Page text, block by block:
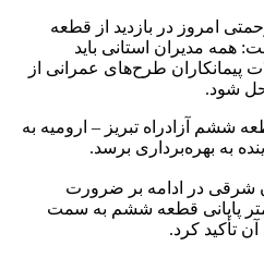
امروز در بازدید از قطعه
همه مدیران استانی باید
طرح‌های عمرانی از
حل شود.
ششم آزادراه تبریز – ارومیه به
شرقی در ادامه بر ضرورت
پایانی قطعه ششم به سمت
تأکید کرد.